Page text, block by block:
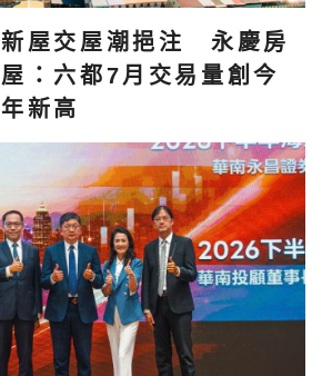
新屋交屋潮挹注 永慶房
屋：六都7月交易量創今
年新高